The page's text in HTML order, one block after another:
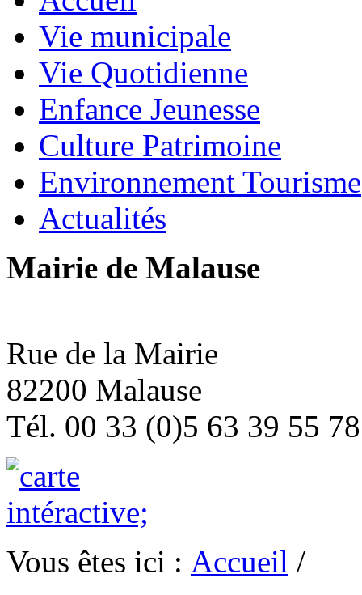
Vie municipale
Vie Quotidienne
Enfance Jeunesse
Culture Patrimoine
Environnement Tourisme
Actualités
Mairie de Malause
Rue de la Mairie
82200 Malause
Tél. 00 33 (0)5 63 39 55 78
Vous êtes ici : Accueil /